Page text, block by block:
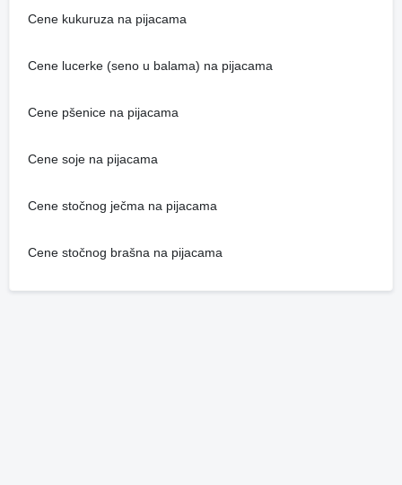
Cene kukuruza na pijacama
Cene lucerke (seno u balama) na pijacama
Cene pšenice na pijacama
Cene soje na pijacama
Cene stočnog ječma na pijacama
Cene stočnog brašna na pijacama